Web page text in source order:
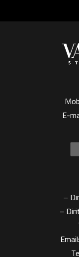
E-
–
–
Email: